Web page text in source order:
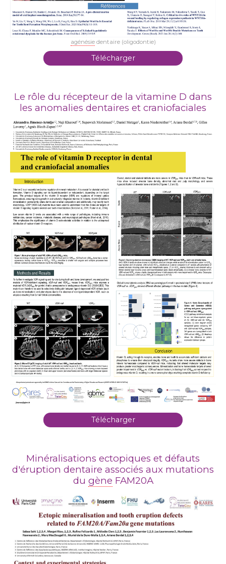
agénésiedentaire (oligodontie)
Télécharger
Le rôle du récepteur de la vitamine D dans
les anomalies dentaires et craniofaciales
Télécharger
Minéralisations ectopiques et défauts
d'éruption dentaire associés aux mutations
du gène FAM20A